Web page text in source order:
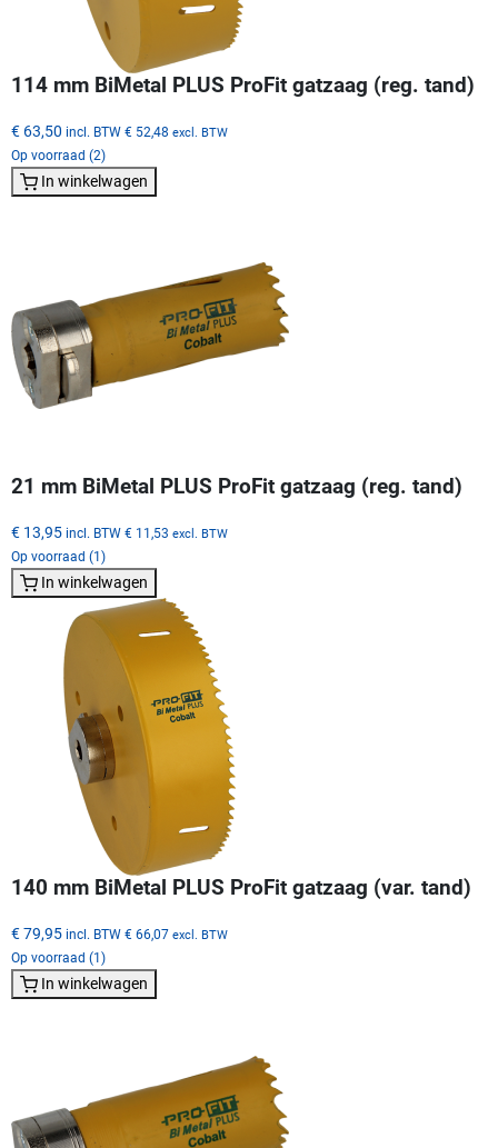
114 mm BiMetal PLUS ProFit gatzaag (reg. tand)
€ 63,50 incl. BTW € 52,48 excl. BTW
Op voorraad (2)
In winkelwagen
21 mm BiMetal PLUS ProFit gatzaag (reg. tand)
€ 13,95 incl. BTW € 11,53 excl. BTW
Op voorraad (1)
In winkelwagen
140 mm BiMetal PLUS ProFit gatzaag (var. tand)
€ 79,95 incl. BTW € 66,07 excl. BTW
Op voorraad (1)
In winkelwagen